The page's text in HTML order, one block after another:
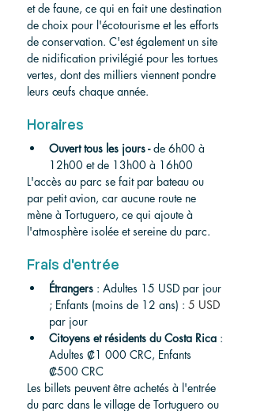
et de faune, ce qui en fait une destination
de choix pour l'écotourisme et les efforts
de conservation. C'est également un site
de nidification privilégié pour les tortues
vertes, dont des milliers viennent pondre
leurs œufs chaque année.
Horaires
Ouvert tous les jours - de 6h00 à
12h00 et de 13h00 à 16h00
L'accès au parc se fait par bateau ou
par petit avion, car aucune route ne
mène à Tortuguero, ce qui ajoute à
l'atmosphère isolée et sereine du parc.
Frais d'entrée
Étrangers : Adultes 15 USD par jour
; Enfants (moins de 12 ans) : 5 USD
par jour
Citoyens et résidents du Costa Rica :
Adultes ₡1 000 CRC, Enfants
₡500 CRC
Les billets peuvent être achetés à l'entrée
du parc dans le village de Tortuguero ou